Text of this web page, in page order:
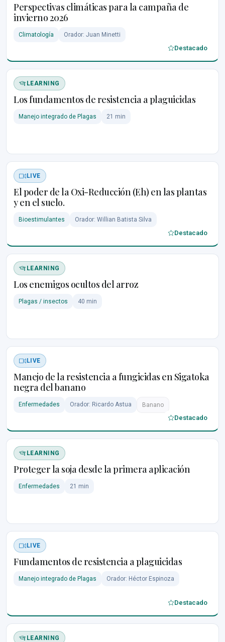
Perspectivas climáticas para la campaña de
invierno 2026
Climatología Orador: Juan Minetti
Destacado
LEARNING
Los fundamentos de resistencia a plaguicidas
Manejo integrado de Plagas 21 min
LIVE
El poder de la Oxi-Reducción (Eh) en las plantas
y en el suelo.
Bioestimulantes Orador: Willian Batista Silva
Destacado
LEARNING
Los enemigos ocultos del arroz
Plagas / insectos 40 min
LIVE
Manejo de la resistencia a fungicidas en Sigatoka
negra del banano
Enfermedades Orador: Ricardo Astua Banano
Destacado
LEARNING
Proteger la soja desde la primera aplicación
Enfermedades 21 min
LIVE
Fundamentos de resistencia a plaguicidas
Manejo integrado de Plagas Orador: Héctor Espinoza
Destacado
LEARNING